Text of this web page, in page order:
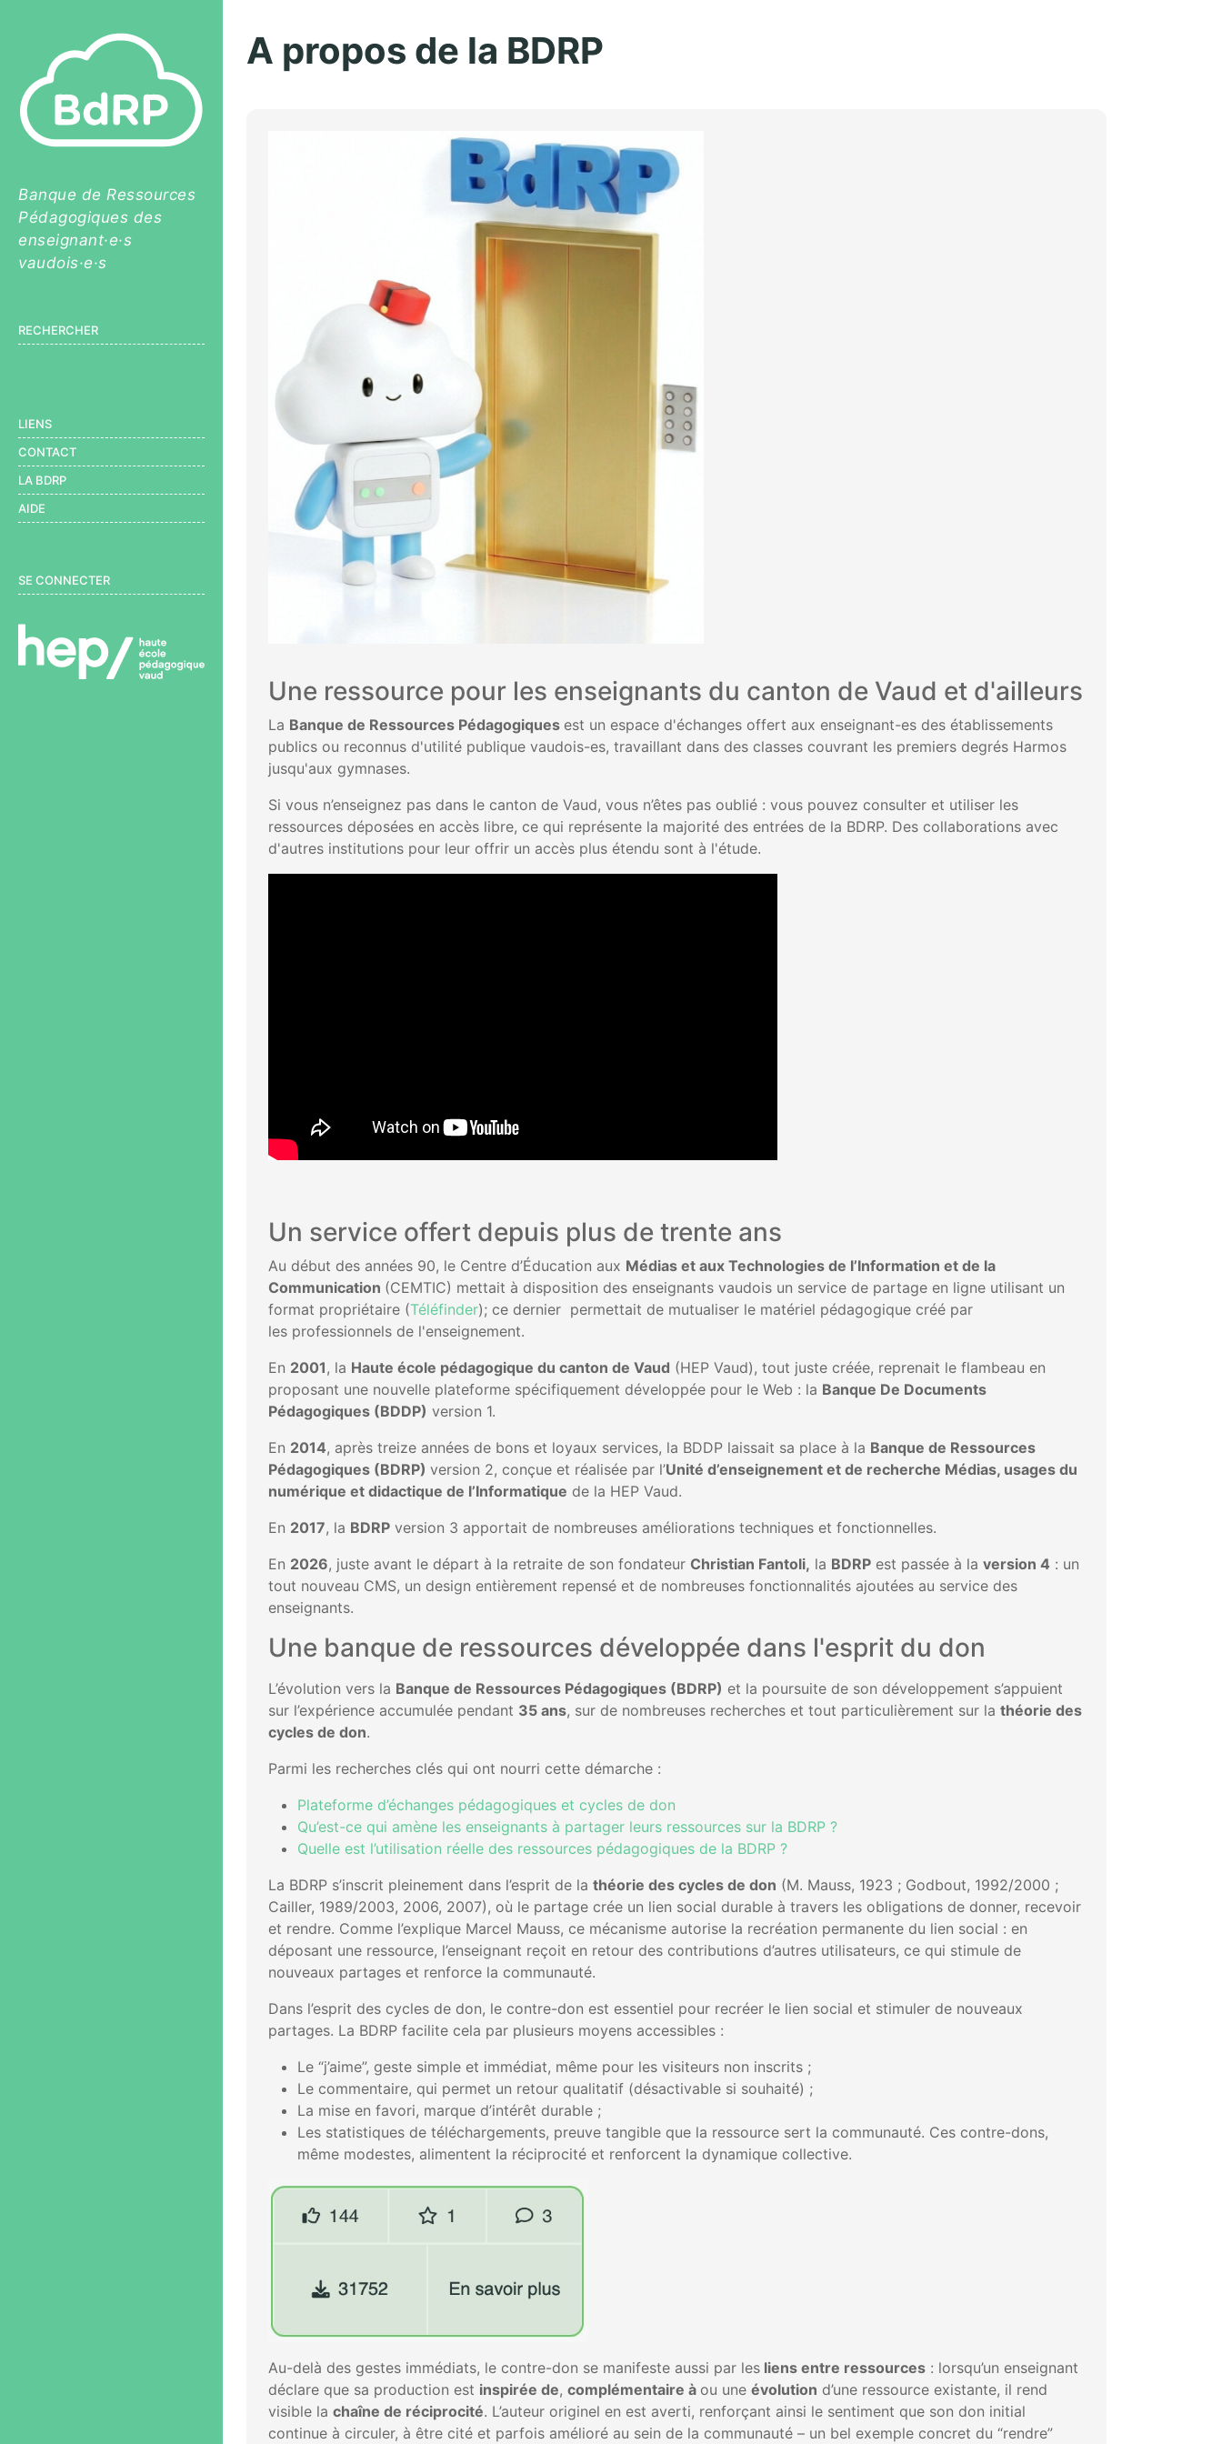
A propos de la BDRP
Une ressource pour les enseignants du canton de Vaud et d'ailleurs
La Banque de Ressources Pédagogiques est un espace d'échanges offert aux enseignant-es des établissements
publics ou reconnus d'utilité publique vaudois-es, travaillant dans des classes couvrant les premiers degrés Harmos
jusqu'aux gymnases.
Si vous n’enseignez pas dans le canton de Vaud, vous n’êtes pas oublié : vous pouvez consulter et utiliser les
ressources déposées en accès libre, ce qui représente la majorité des entrées de la BDRP. Des collaborations avec
d'autres institutions pour leur offrir un accès plus étendu sont à l'étude.
Un service offert depuis plus de trente ans
Au début des années 90, le Centre d’Éducation aux Médias et aux Technologies de l’Information et de la
Communication (CEMTIC) mettait à disposition des enseignants vaudois un service de partage en ligne utilisant un
format propriétaire (Téléfinder); ce dernier permettait de mutualiser le matériel pédagogique créé par
les professionnels de l'enseignement.
En 2001, la Haute école pédagogique du canton de Vaud (HEP Vaud), tout juste créée, reprenait le flambeau en
proposant une nouvelle plateforme spécifiquement développée pour le Web : la Banque De Documents
Pédagogiques (BDDP) version 1.
En 2014, après treize années de bons et loyaux services, la BDDP laissait sa place à la Banque de Ressources
Pédagogiques (BDRP) version 2, conçue et réalisée par l’Unité d’enseignement et de recherche Médias, usages du
numérique et didactique de l’Informatique de la HEP Vaud.
En 2017, la BDRP version 3 apportait de nombreuses améliorations techniques et fonctionnelles.
En 2026, juste avant le départ à la retraite de son fondateur Christian Fantoli, la BDRP est passée à la version 4 : un
tout nouveau CMS, un design entièrement repensé et de nombreuses fonctionnalités ajoutées au service des
enseignants.
Une banque de ressources développée dans l'esprit du don
L’évolution vers la Banque de Ressources Pédagogiques (BDRP) et la poursuite de son développement s’appuient
sur l’expérience accumulée pendant 35 ans, sur de nombreuses recherches et tout particulièrement sur la théorie des
cycles de don.
Parmi les recherches clés qui ont nourri cette démarche :
Plateforme d’échanges pédagogiques et cycles de don
Qu’est-ce qui amène les enseignants à partager leurs ressources sur la BDRP ?
Quelle est l’utilisation réelle des ressources pédagogiques de la BDRP ?
La BDRP s’inscrit pleinement dans l’esprit de la théorie des cycles de don (M. Mauss, 1923 ; Godbout, 1992/2000 ;
Cailler, 1989/2003, 2006, 2007), où le partage crée un lien social durable à travers les obligations de donner, recevoir
et rendre. Comme l’explique Marcel Mauss, ce mécanisme autorise la recréation permanente du lien social : en
déposant une ressource, l’enseignant reçoit en retour des contributions d’autres utilisateurs, ce qui stimule de
nouveaux partages et renforce la communauté.
Dans l’esprit des cycles de don, le contre-don est essentiel pour recréer le lien social et stimuler de nouveaux
partages. La BDRP facilite cela par plusieurs moyens accessibles :
Le “j’aime”, geste simple et immédiat, même pour les visiteurs non inscrits ;
Le commentaire, qui permet un retour qualitatif (désactivable si souhaité) ;
La mise en favori, marque d’intérêt durable ;
Les statistiques de téléchargements, preuve tangible que la ressource sert la communauté. Ces contre-dons,
même modestes, alimentent la réciprocité et renforcent la dynamique collective.
Au-delà des gestes immédiats, le contre-don se manifeste aussi par les liens entre ressources : lorsqu’un enseignant
déclare que sa production est inspirée de, complémentaire à ou une évolution d’une ressource existante, il rend
visible la chaîne de réciprocité. L’auteur originel en est averti, renforçant ainsi le sentiment que son don initial
continue à circuler, à être cité et parfois amélioré au sein de la communauté – un bel exemple concret du “rendre”
Banque de Ressources
Pédagogiques des
enseignant·e·s
vaudois·e·s
RECHERCHER
LIENS
CONTACT
LA BDRP
AIDE
User menu
SE CONNECTER